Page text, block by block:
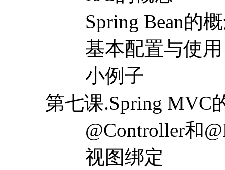
Spring Bean的
基本配置与使用
小例子
第七课.Spring MVC
@Controller和
视图绑定